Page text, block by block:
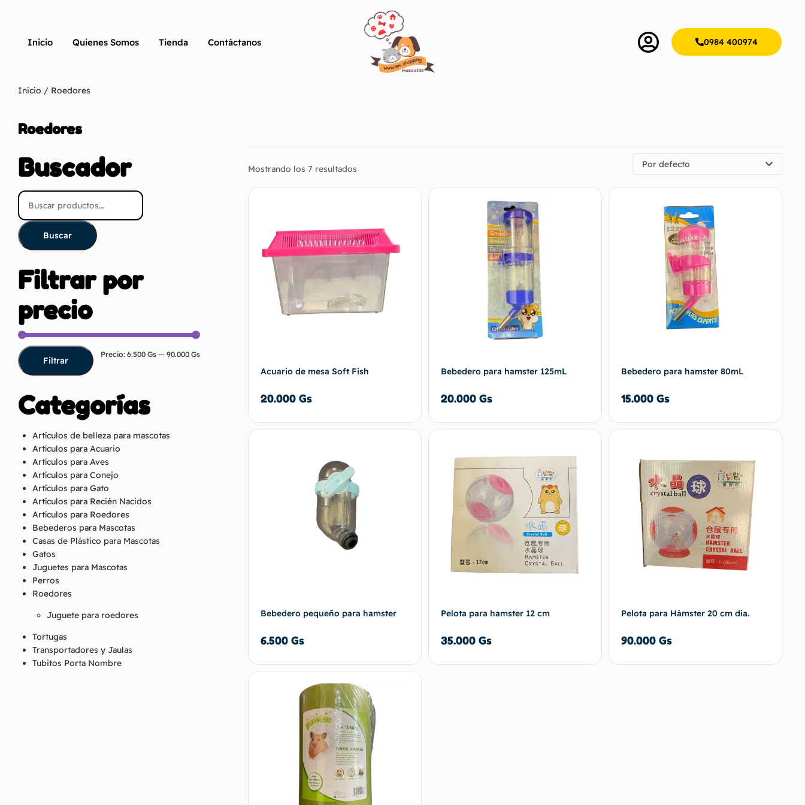
Inicio Quienes Somos Tienda Contáctanos 0984 400974
Inicio / Roedores
Roedores
Buscador
Buscar
Filtrar por
precio
Filtrar
Precio: 6.500 Gs — 90.000 Gs
Categorías
Artículos de belleza para mascotas
Artículos para Acuario
Artículos para Aves
Artículos para Conejo
Artículos para Gato
Artículos para Recién Nacidos
Artículos para Roedores
Bebederos para Mascotas
Casas de Plástico para Mascotas
Gatos
Juguetes para Mascotas
Perros
Roedores
Juguete para roedores
Tortugas
Transportadores y Jaulas
Tubitos Porta Nombre
Mostrando los 7 resultados Por defecto
Acuario de mesa Soft Fish
20.000 Gs
Añadir al carrito
Bebedero para hamster 125mL
20.000 Gs
Añadir al carrito
Bebedero para hamster 80mL
15.000 Gs
Añadir al carrito
Bebedero pequeño para hamster
6.500 Gs
Añadir al carrito
Pelota para hamster 12 cm
35.000 Gs
Pelota para Hámster 20 cm dia.
90.000 Gs